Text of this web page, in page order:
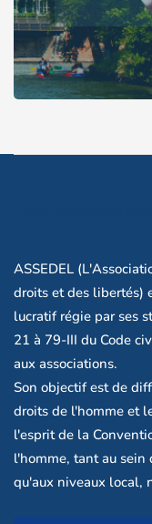
ASSEDEL
droits et des libertés)
lucratif régie par ses
21 à 79-III du Code
aux associations.
Son objectif est de
droits de l'homme et
l'esprit de la
l'homme, tant au sein
qu'aux niveaux local,